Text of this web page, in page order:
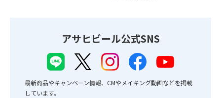
アサヒビール公式SNS
最新商品やキャンペーン情報、CMやメイキング動画などを掲載
しています。